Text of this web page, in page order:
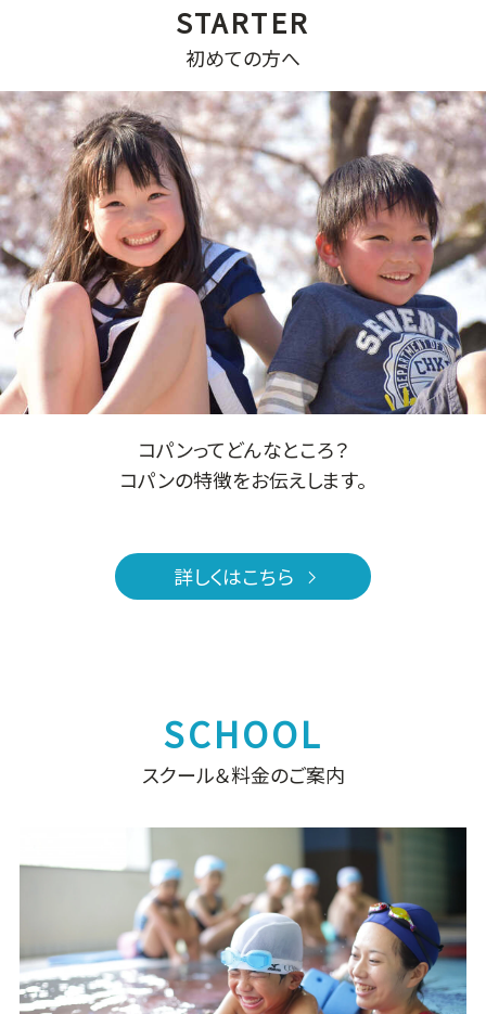
初めての方へ
コパンってどんなところ？
コパンの特徴をお伝えします。
詳しくはこちら
スクール＆料金のご案内